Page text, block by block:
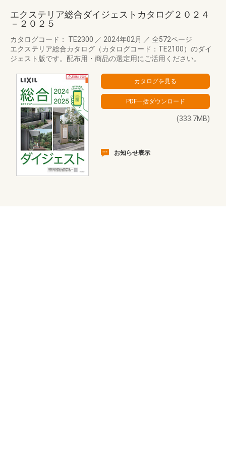
エクステリア総合ダイジェストカタログ２０２４
－２０２５
カタログコード： TE2300 ／ 2024年02月 ／ 全572ページ
エクステリア総合カタログ（カタログコード：TE2100）のダイ
ジェスト版です。配布用・商品の選定用にご活用ください。
(333.7MB)
お知らせ表示